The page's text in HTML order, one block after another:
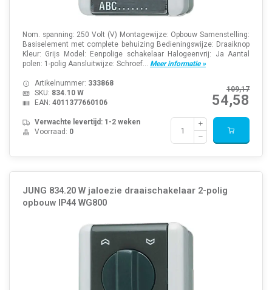
Nom. spanning: 250 Volt (V) Montagewijze: Opbouw Samenstelling:
Basiselement met complete behuizing Bedieningswijze: Draaiknop
Kleur: Grijs Model: Eenpolige schakelaar Halogeenvrij: Ja Aantal
polen: 1-polig Aansluitwijze: Schroef... Meer informatie »
109,17
54,58
Artikelnummer: 333868
SKU: 834.10 W
EAN: 4011377660106
Verwachte levertijd: 1-2 weken
Voorraad: 0
JUNG 834.20 W jaloezie draaischakelaar 2-polig
opbouw IP44 WG800